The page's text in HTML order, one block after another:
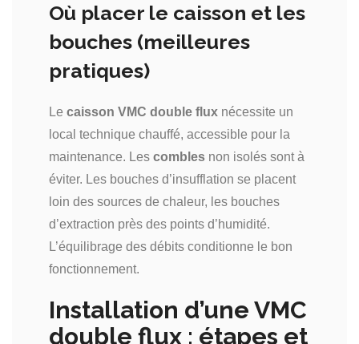
Où placer le caisson et les
bouches (meilleures
pratiques)
Le caisson VMC double flux nécessite un
local technique chauffé, accessible pour la
maintenance. Les combles non isolés sont à
éviter. Les bouches d’insufflation se placent
loin des sources de chaleur, les bouches
d’extraction près des points d’humidité.
L’équilibrage des débits conditionne le bon
fonctionnement.
Installation d’une VMC
double flux : étapes et